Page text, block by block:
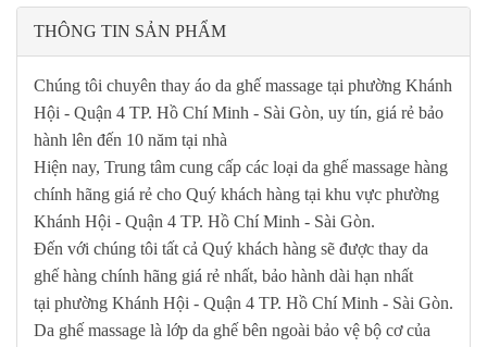
THÔNG TIN SẢN PHẨM
Chúng tôi chuyên thay áo da ghế massage tại phường Khánh
Hội - Quận 4 TP. Hồ Chí Minh - Sài Gòn, uy tín, giá rẻ bảo
hành lên đến 10 năm tại nhà
Hiện nay, Trung tâm cung cấp các loại da ghế massage hàng
chính hãng giá rẻ cho Quý khách hàng tại khu vực phường
Khánh Hội - Quận 4 TP. Hồ Chí Minh - Sài Gòn.
Đến với chúng tôi tất cả Quý khách hàng sẽ được thay da
ghế hàng chính hãng giá rẻ nhất, bảo hành dài hạn nhất
tại phường Khánh Hội - Quận 4 TP. Hồ Chí Minh - Sài Gòn.
Da ghế massage là lớp da ghế bên ngoài bảo vệ bộ cơ của